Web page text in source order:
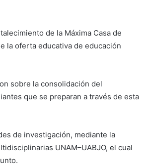
de la Máxima Casa de
la oferta educativa de educación
sobre la consolidación del
que se preparan a través de esta
de investigación, mediante la
UNAM–UABJO, el cual